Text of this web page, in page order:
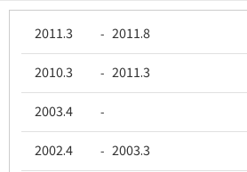
2011.3 - 2011.8
2010.3 - 2011.3
2003.4 -
2002.4 - 2003.3